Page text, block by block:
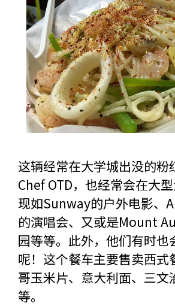
这辆经常在大学城出没的粉
Chef OTD，也经常会在大
现如Sunway的户外电影、
的演唱会、又或是Mount
园等等。此外，他们有时也
呢！这个餐车主要售卖西式
哥玉米片、意大利面、三文
等。